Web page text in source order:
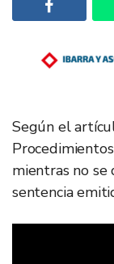
Según el
mientras no
sentencia